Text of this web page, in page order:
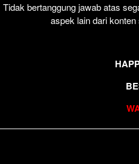
Tidak bertanggung jawab atas
aspek lain dari